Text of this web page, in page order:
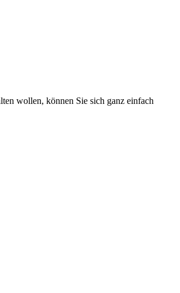
wollen, können Sie sich ganz einfach